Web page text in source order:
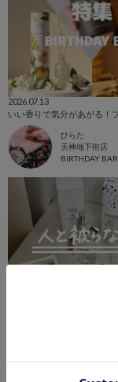
2026.07.13
ひらた
天神地下街店
BIRTHDAY BAR